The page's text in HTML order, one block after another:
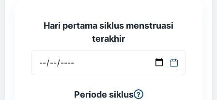
Hari pertama siklus menstruasi
terakhir
Periode siklus ?